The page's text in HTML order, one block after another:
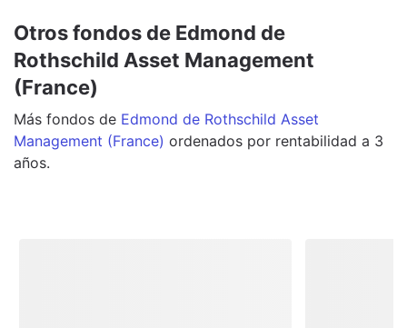
Otros fondos de Edmond de
Rothschild Asset Management
(France)
Más fondos de Edmond de Rothschild Asset
Management (France) ordenados por rentabilidad a 3
años.